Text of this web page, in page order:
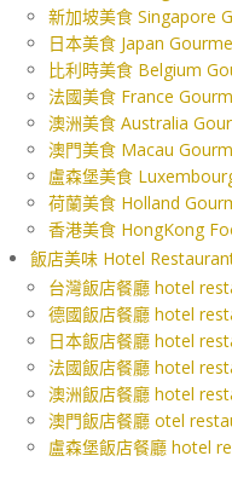
新加坡美食 Singapore
日本美食 Japan
比利時美食 Belgium
法國美食 France
澳洲美食 Australia
澳門美食 Macau
盧森堡美食
荷蘭美食 Holland
香港美食 HongKong
飯店美味 Hotel
台灣飯店餐廳 hotel
德國飯店餐廳 hotel
日本飯店餐廳 hotel
法國飯店餐廳 hotel
澳洲飯店餐廳 hotel
澳門飯店餐廳 otel
盧森堡飯店餐廳 hotel